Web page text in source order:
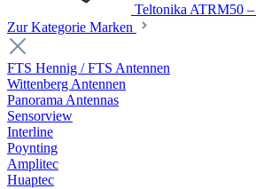
Teltonika ATRM50
Zur Kategorie Marken
FTS Hennig / FTS Antennen
Wittenberg Antennen
Panorama Antennas
Sensorview
Interline
Poynting
Amplitec
Huaptec